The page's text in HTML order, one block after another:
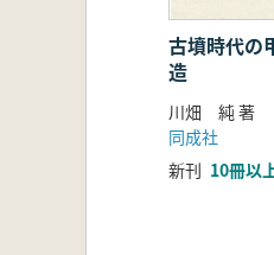
絵図
事項
古墳時代の
造
川畑 純 著
同成社
新刊 10冊以